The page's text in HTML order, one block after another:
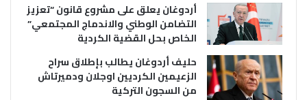
أردوغان يعلق على مشروع قانون “تعزيز
التضامن الوطني والاندماج المجتمعي”
الخاص بحل القضية الكردية
حليف أردوغان يطالب بإطلاق سراح
الزعيمين الكرديين اوجلان ودميرتاش
من السجون التركية